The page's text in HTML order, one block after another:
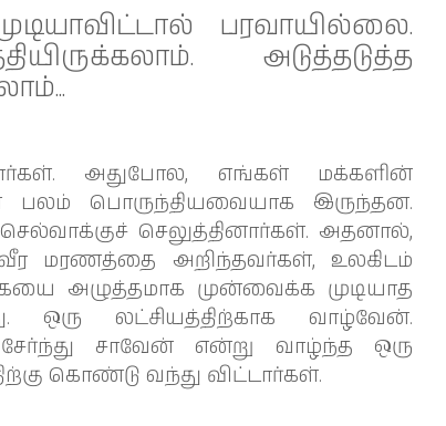
பரவாயில்லை.
அடுத்தடுத்த
அதுபோல, எங்கள் மக்களின்
பலம் பொருந்தியவையாக இருந்தன.
செலுத்தினார்கள். அதனால்,
மரணத்தை அறிந்தவர்கள், உலகிடம்
அழுத்தமாக முன்வைக்க முடியாத
ஒரு லட்சியத்திற்காக வாழ்வேன்.
சாவேன் என்று வாழ்ந்த ஒரு
கொண்டு வந்து விட்டார்கள்.